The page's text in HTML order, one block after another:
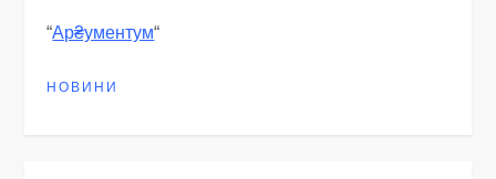
“Ар₴ументум“
НОВИНИ